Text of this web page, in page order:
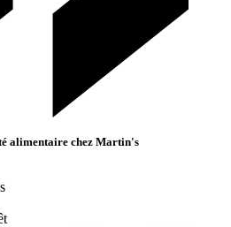
alimentaire chez Martin's